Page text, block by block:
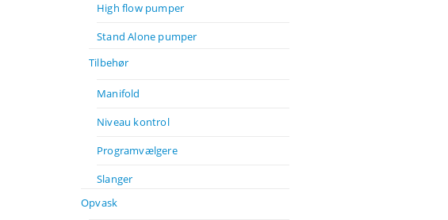
High flow pumper
Stand Alone pumper
Tilbehør
Manifold
Niveau kontrol
Programvælgere
Slanger
Opvask